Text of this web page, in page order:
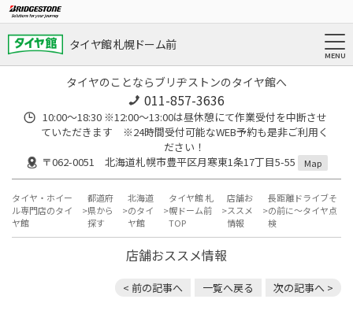
タイヤ館 札幌ドーム前
タイヤのことならブリヂストンのタイヤ館へ
011-857-3636
10:00～18:30 ※12:00～13:00は昼休憩にて作業受付を中断させ
ていただきます ※24時間受付可能なWEB予約も是非ご利用く
ださい！
〒062-0051 北海道札幌市豊平区月寒東1条17丁目5-55
Map
タイヤ・ホイー
ル専門店のタイ
ヤ館
都道府
県から
探す
北海道
のタイ
ヤ館
タイヤ館 札
幌ドーム前
TOP
店舗お
ススメ
情報
長距離ドライブそ
の前に～タイヤ点
検
店舗おススメ情報
< 前の記事へ 一覧へ戻る 次の記事へ >